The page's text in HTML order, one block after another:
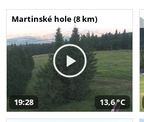
Martinské hole (8 km)
19:28 13,6 °C